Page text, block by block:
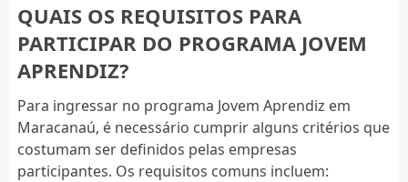
QUAIS OS REQUISITOS PARA
PARTICIPAR DO PROGRAMA JOVEM
APRENDIZ?
Para ingressar no programa Jovem Aprendiz em
Maracanaú, é necessário cumprir alguns critérios que
costumam ser definidos pelas empresas
participantes. Os requisitos comuns incluem: